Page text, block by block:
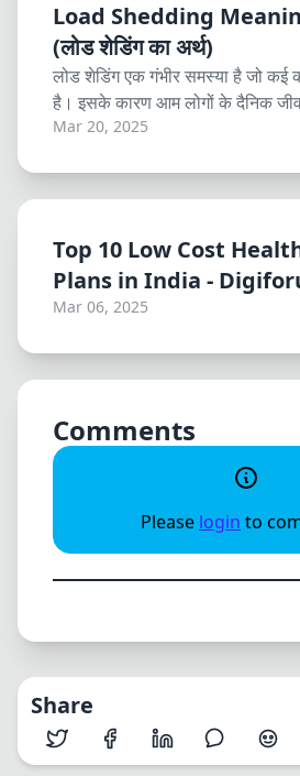
Load Shedding
(लोड शेडिंग का अर्थ)
लोड शेडिंग एक गंभीर समस्या है जो कई
है। इसके कारण आम लोगों के दैनिक
Mar 20, 2025
Top 10 Low Cost
Plans in India -
Mar 06, 2025
Comments
Please login to
Share